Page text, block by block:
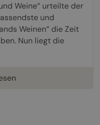
Weine“ urteilte der
und
Weinen“ die Zeit
Nun liegt die